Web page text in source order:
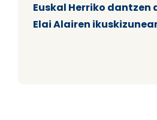
Euskal Herriko dantzen
Elai Alairen